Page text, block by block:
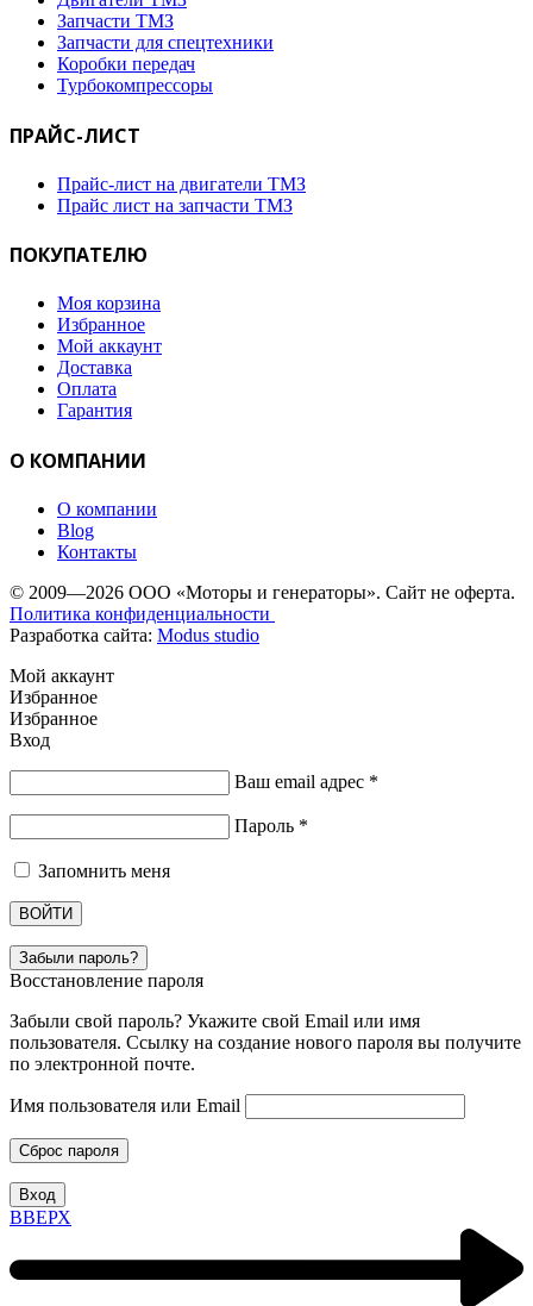
Запчасти ТМЗ
Запчасти для спецтехники
Коробки передач
Турбокомпрессоры
ПРАЙС-ЛИСТ
Прайс-лист на двигатели ТМЗ
Прайс лист на запчасти ТМЗ
ПОКУПАТЕЛЮ
Моя корзина
Избранное
Мой аккаунт
Доставка
Оплата
Гарантия
О КОМПАНИИ
О компании
Blog
Контакты
© 2009—2026 ООО «Моторы и генераторы». Сайт не оферта.
Политика конфиденциальности
Разработка сайта: Modus studio
Мой аккаунт
Избранное
Избранное
Вход
Ваш email адрес *
Пароль *
Запомнить меня
ВОЙТИ
Забыли пароль?
Восстановление пароля
Забыли свой пароль? Укажите свой Email или имя
пользователя. Ссылку на создание нового пароля вы получите
по электронной почте.
Имя пользователя или Email
Сброс пароля
Вход
ВВЕРХ